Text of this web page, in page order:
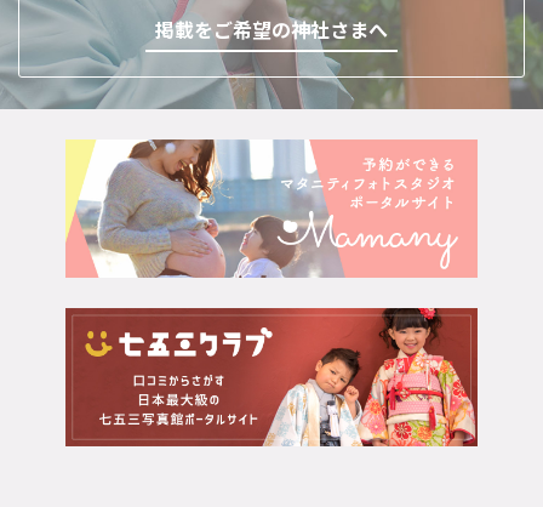
掲載をご希望の神社さまへ